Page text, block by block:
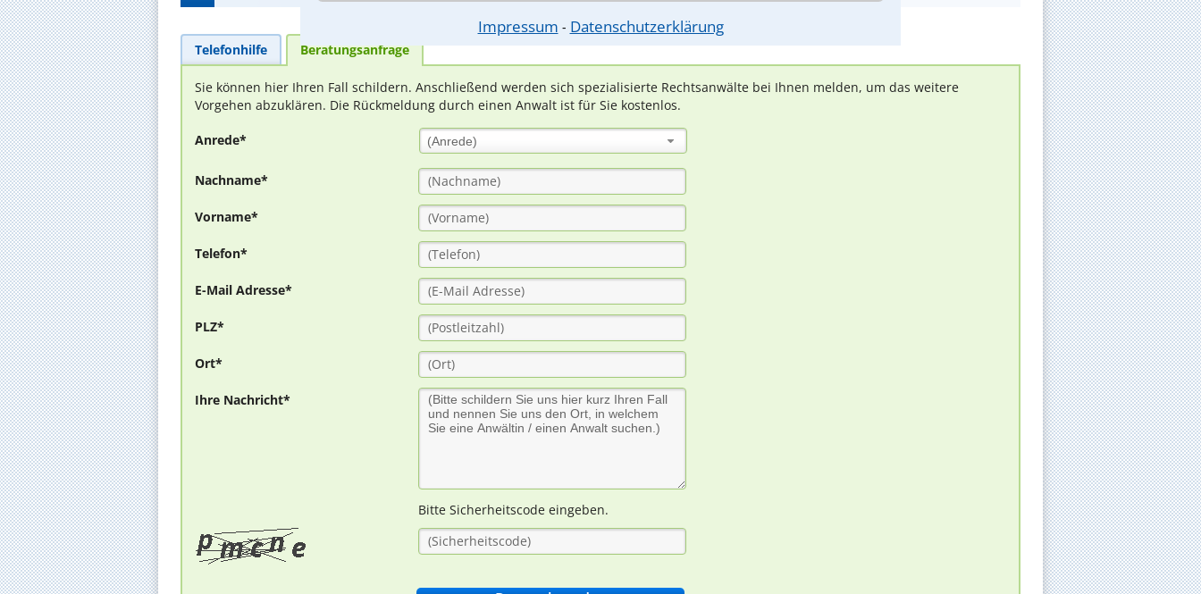
Impressum ⁃ Datenschutzerklärung
Telefonhilfe Beratungsanfrage
Sie können hier Ihren Fall schildern. Anschließend werden sich spezialisierte Rechtsanwälte bei Ihnen melden, um das weitere
Vorgehen abzuklären. Die Rückmeldung durch einen Anwalt ist für Sie kostenlos.
Anrede* (Anrede)
Nachname*
Vorname*
Telefon*
E-Mail Adresse*
PLZ*
Ort*
Ihre Nachricht*
Bitte Sicherheitscode eingeben.